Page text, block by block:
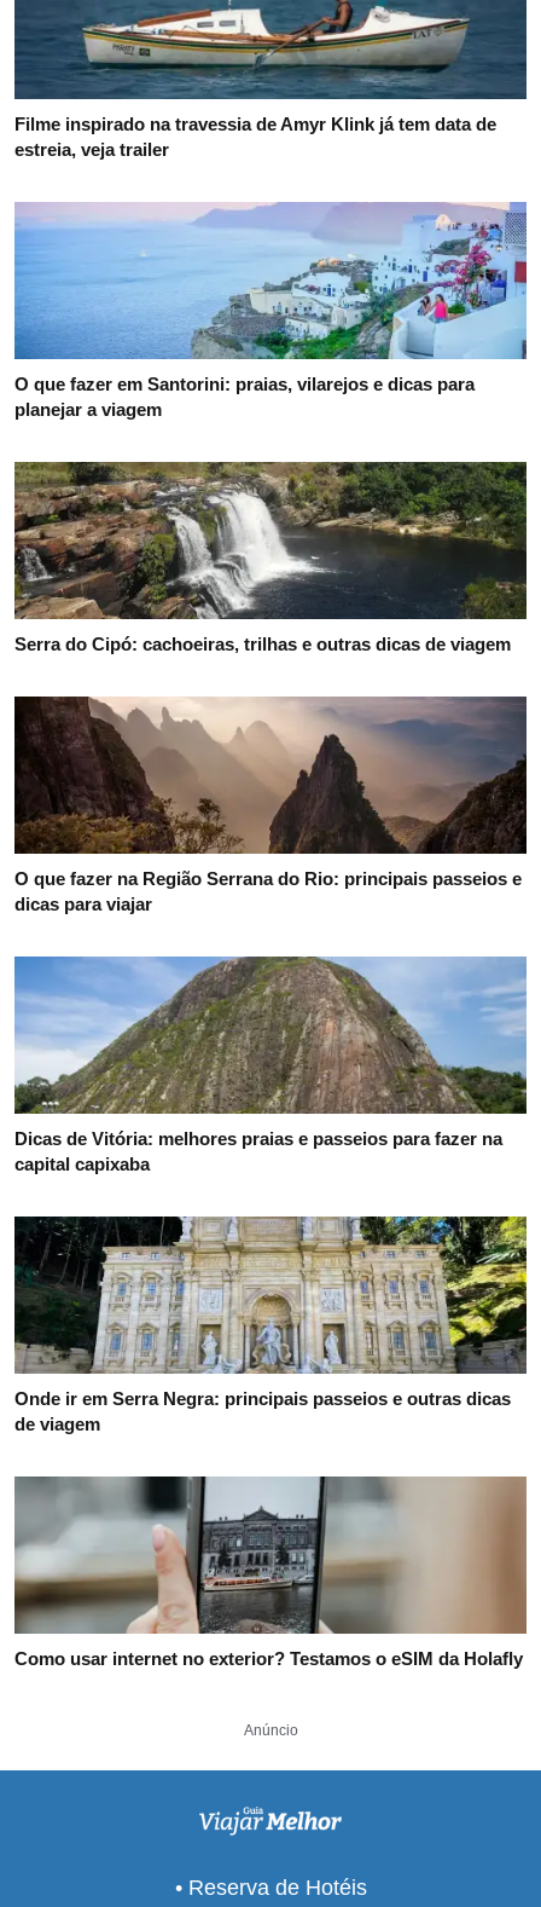
Filme inspirado na travessia de Amyr Klink já tem data de
estreia, veja trailer
O que fazer em Santorini: praias, vilarejos e dicas para
planejar a viagem
Serra do Cipó: cachoeiras, trilhas e outras dicas de viagem
O que fazer na Região Serrana do Rio: principais passeios e
dicas para viajar
Dicas de Vitória: melhores praias e passeios para fazer na
capital capixaba
Onde ir em Serra Negra: principais passeios e outras dicas
de viagem
Como usar internet no exterior? Testamos o eSIM da Holafly
Anúncio
• Reserva de Hotéis